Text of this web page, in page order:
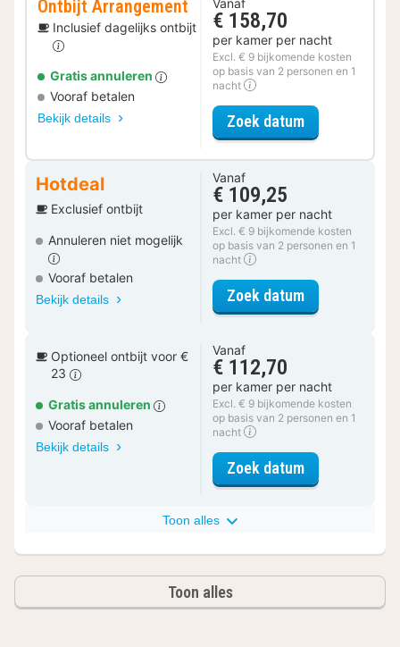
Ontbijt Arrangement
Inclusief dagelijks ontbijt
Gratis annuleren
Vooraf betalen
Bekijk details
€ 158,70
per kamer per nacht
Excl. € 9 bijkomende kosten
op basis van 2 personen en 1
nacht
Zoek datumvoor Ontbijt
Hotdeal
Exclusief ontbijt
Annuleren niet mogelijk
Vooraf betalen
Bekijk details
Vanaf
€ 109,25
per kamer per nacht
Excl. € 9 bijkomende kosten
op basis van 2 personen en 1
nacht
Zoek datumvoor Superior
Optioneel ontbijt voor €
23
Gratis annuleren
Vooraf betalen
Bekijk details
Vanaf
€ 112,70
per kamer per nacht
Excl. € 9 bijkomende kosten
op basis van 2 personen en 1
nacht
Zoek datumvoor Superior
Toon alles
Toon alles